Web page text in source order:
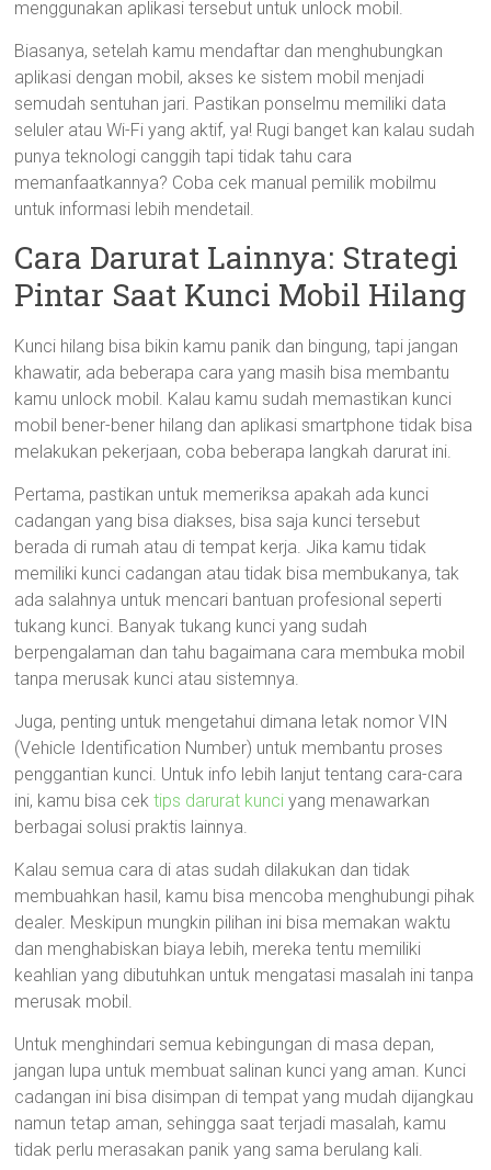
menggunakan aplikasi tersebut untuk unlock mobil.
Biasanya, setelah kamu mendaftar dan menghubungkan
aplikasi dengan mobil, akses ke sistem mobil menjadi
semudah sentuhan jari. Pastikan ponselmu memiliki data
seluler atau Wi-Fi yang aktif, ya! Rugi banget kan kalau sudah
punya teknologi canggih tapi tidak tahu cara
memanfaatkannya? Coba cek manual pemilik mobilmu
untuk informasi lebih mendetail.
Cara Darurat Lainnya: Strategi
Pintar Saat Kunci Mobil Hilang
Kunci hilang bisa bikin kamu panik dan bingung, tapi jangan
khawatir, ada beberapa cara yang masih bisa membantu
kamu unlock mobil. Kalau kamu sudah memastikan kunci
mobil bener-bener hilang dan aplikasi smartphone tidak bisa
melakukan pekerjaan, coba beberapa langkah darurat ini.
Pertama, pastikan untuk memeriksa apakah ada kunci
cadangan yang bisa diakses, bisa saja kunci tersebut
berada di rumah atau di tempat kerja. Jika kamu tidak
memiliki kunci cadangan atau tidak bisa membukanya, tak
ada salahnya untuk mencari bantuan profesional seperti
tukang kunci. Banyak tukang kunci yang sudah
berpengalaman dan tahu bagaimana cara membuka mobil
tanpa merusak kunci atau sistemnya.
Juga, penting untuk mengetahui dimana letak nomor VIN
(Vehicle Identification Number) untuk membantu proses
penggantian kunci. Untuk info lebih lanjut tentang cara-cara
ini, kamu bisa cektips darurat kunci yang menawarkan
berbagai solusi praktis lainnya.
Kalau semua cara di atas sudah dilakukan dan tidak
membuahkan hasil, kamu bisa mencoba menghubungi pihak
dealer. Meskipun mungkin pilihan ini bisa memakan waktu
dan menghabiskan biaya lebih, mereka tentu memiliki
keahlian yang dibutuhkan untuk mengatasi masalah ini tanpa
merusak mobil.
Untuk menghindari semua kebingungan di masa depan,
jangan lupa untuk membuat salinan kunci yang aman. Kunci
cadangan ini bisa disimpan di tempat yang mudah dijangkau
namun tetap aman, sehingga saat terjadi masalah, kamu
tidak perlu merasakan panik yang sama berulang kali.